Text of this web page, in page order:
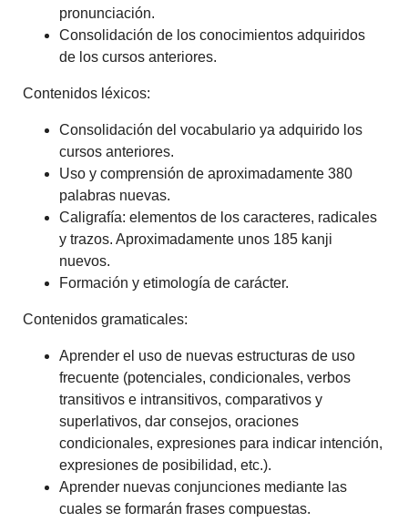
pronunciación.
Consolidación de los conocimientos adquiridos
de los cursos anteriores.
Contenidos léxicos:
Consolidación del vocabulario ya adquirido los
cursos anteriores.
Uso y comprensión de aproximadamente 380
palabras nuevas.
Caligrafía: elementos de los caracteres, radicales
y trazos. Aproximadamente unos 185 kanji
nuevos.
Formación y etimología de carácter.
Contenidos gramaticales:
Aprender el uso de nuevas estructuras de uso
frecuente (potenciales, condicionales, verbos
transitivos e intransitivos, comparativos y
superlativos, dar consejos, oraciones
condicionales, expresiones para indicar intención,
expresiones de posibilidad, etc.).
Aprender nuevas conjunciones mediante las
cuales se formarán frases compuestas.